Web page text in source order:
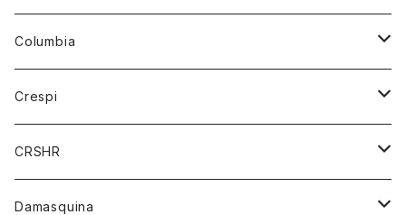
チーフ
バンダナ
トレーナー
カーディガン
ニット
Columbia
アウター
ジャケット
Crespi
ジャケット
ワンピース
CRSHR
キャップ
Damasquina